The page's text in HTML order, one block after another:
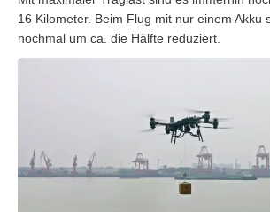
16 Kilometer. Beim Flug mit nur einem Akku
nochmal um ca. die Hälfte reduziert.